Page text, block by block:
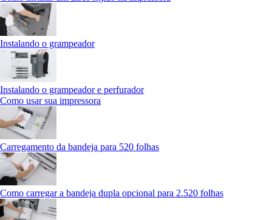
Instalando o grampeador
Instalando o grampeador e perfurador
Como usar sua impressora
Carregamento da bandeja para 520 folhas
Como carregar a bandeja dupla opcional para 2.520 folhas